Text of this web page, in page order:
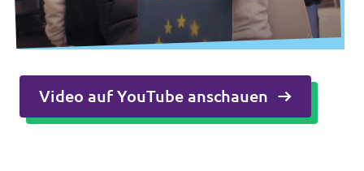
Video auf YouTube anschauen